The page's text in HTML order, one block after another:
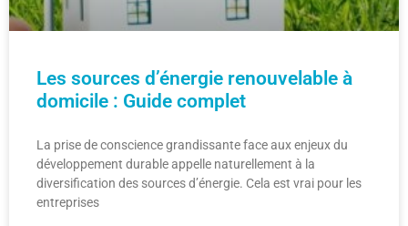
Les sources d’énergie renouvelable à
domicile : Guide complet
La prise de conscience grandissante face aux enjeux du
développement durable appelle naturellement à la
diversification des sources d’énergie. Cela est vrai pour les
entreprises